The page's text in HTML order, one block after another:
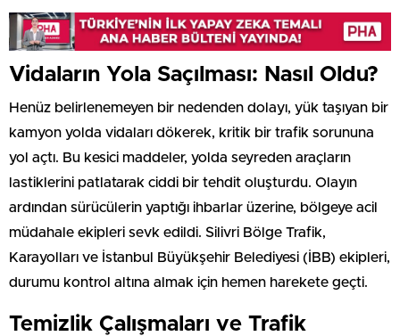
Vidaların Yola Saçılması: Nasıl Oldu?
Henüz belirlenemeyen bir nedenden dolayı, yük taşıyan bir
kamyon yolda vidaları dökerek, kritik bir trafik sorununa
yol açtı. Bu kesici maddeler, yolda seyreden araçların
lastiklerini patlatarak ciddi bir tehdit oluşturdu. Olayın
ardından sürücülerin yaptığı ihbarlar üzerine, bölgeye acil
müdahale ekipleri sevk edildi. Silivri Bölge Trafik,
Karayolları ve İstanbul Büyükşehir Belediyesi (İBB) ekipleri,
durumu kontrol altına almak için hemen harekete geçti.
Temizlik Çalışmaları ve Trafik